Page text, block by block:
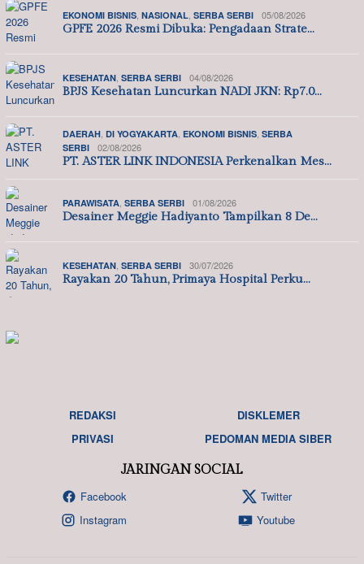
EKONOMI BISNIS, NASIONAL, SERBA SERBI 05/08/2026
GPFE 2026 Resmi Dibuka: Pengadaan Strate…
KESEHATAN, SERBA SERBI 04/08/2026
BPJS Kesehatan Luncurkan NADI JKN: Rp7.0…
DAERAH, DI YOGYAKARTA, EKONOMI BISNIS, SERBA
SERBI
02/08/2026
PT. ASTER LINK INDONESIA Perkenalkan Mes…
PARAWISATA, SERBA SERBI 01/08/2026
Desainer Meggie Hadiyanto Tampilkan 8 De…
KESEHATAN, SERBA SERBI 30/07/2026
Rayakan 20 Tahun, Primaya Hospital Perku…
REDAKSI
DISKLEMER
PRIVASI
PEDOMAN MEDIA SIBER
JARINGAN SOCIAL
Facebook
Twitter
Instagram
Youtube